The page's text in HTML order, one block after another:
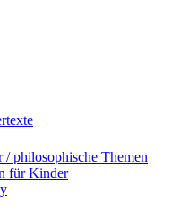
/ philosophische Themen
für Kinder